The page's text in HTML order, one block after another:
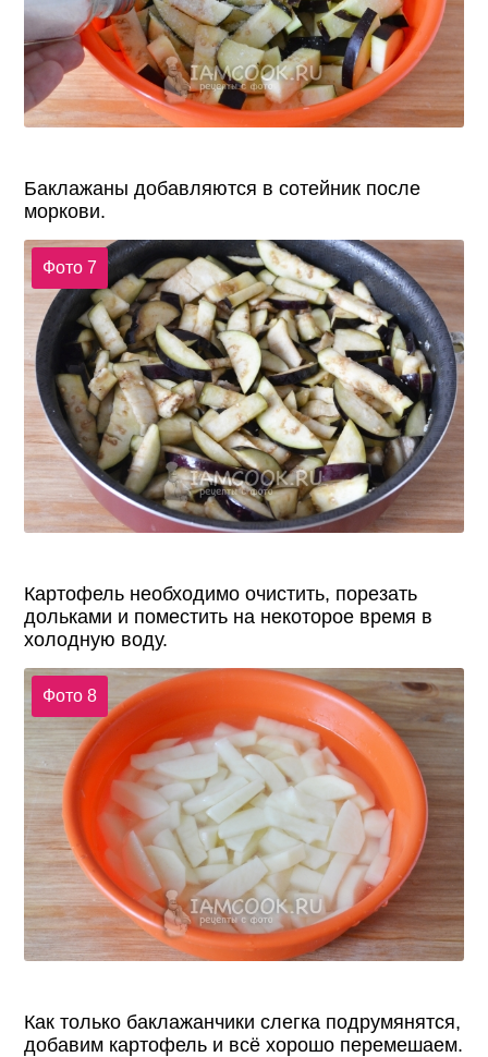
Баклажаны добавляются в сотейник после
моркови.
Фото 7
Картофель необходимо очистить, порезать
дольками и поместить на некоторое время в
холодную воду.
Фото 8
Как только баклажанчики слегка подрумянятся,
добавим картофель и всё хорошо перемешаем.